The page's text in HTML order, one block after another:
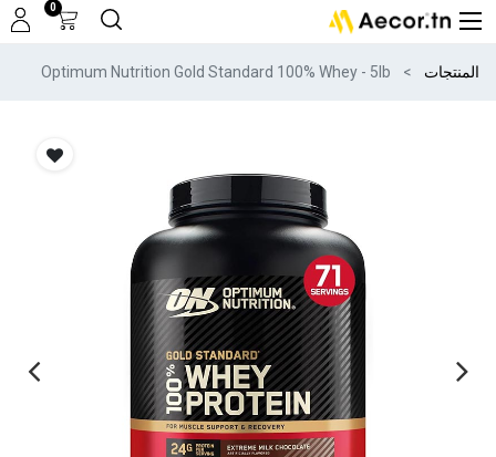
0
المنتجات Optimum Nutrition Gold Standard 100% Whey - 5lb